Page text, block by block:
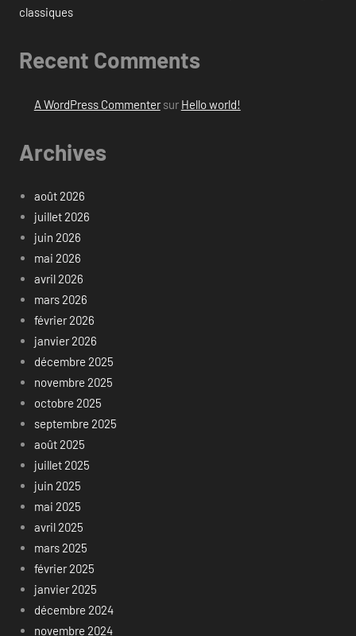
classiques
Recent Comments
A WordPress Commentersur Hello world!
Archives
août 2026
juillet 2026
juin 2026
mai 2026
avril 2026
mars 2026
février 2026
janvier 2026
décembre 2025
novembre 2025
octobre 2025
septembre 2025
août 2025
juillet 2025
juin 2025
mai 2025
avril 2025
mars 2025
février 2025
janvier 2025
décembre 2024
novembre 2024